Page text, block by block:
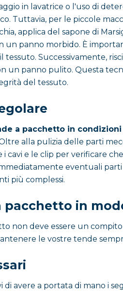
in lavatrice o l'uso di
Tuttavia, per le piccole
applica del sapone di
un panno morbido. È
tessuto. Successivamente,
un panno pulito. Questa
del tessuto.
a pacchetto in
alla pulizia delle parti
cavi e le clip per verificare
eventuali
più complessi.
pacchetto in
non deve essere un
le vostre tende
di avere a portata di mano i